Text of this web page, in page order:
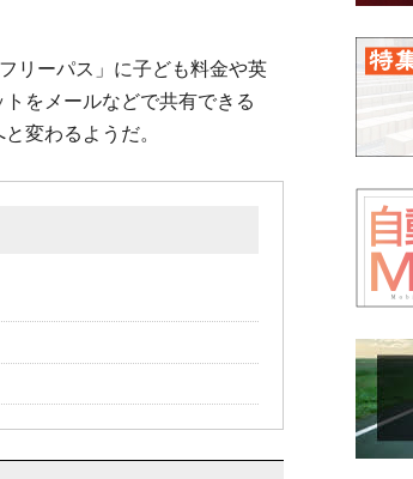
リーパス」に子ども料金や英
をメールなどで共有できる
変わるようだ。